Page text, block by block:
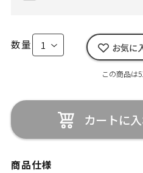
数量 お気に
この商品は
カートに
商品仕様